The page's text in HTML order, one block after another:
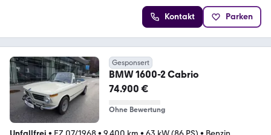
Kontakt Parken
Gesponsert
BMW 1600-2 Cabrio
74.900 €
Ohne Bewertung